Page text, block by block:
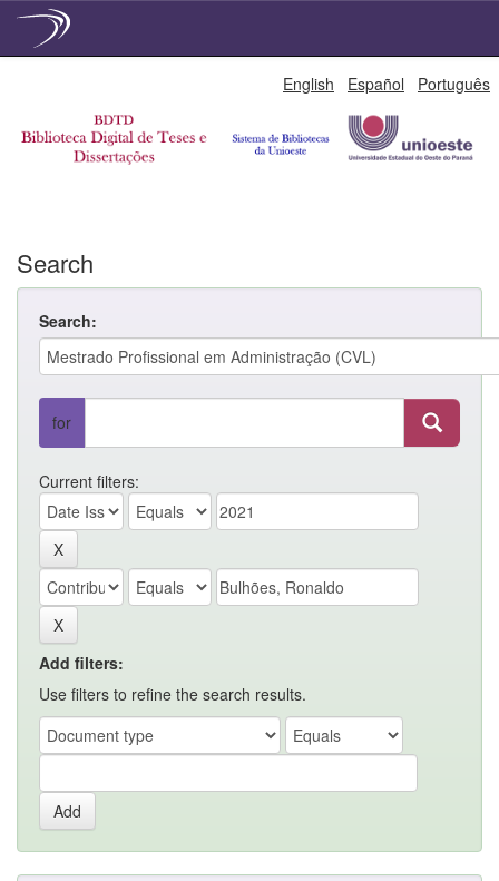
English Español Português
Search
Search:
for
Current filters:
Add filters:
Use filters to refine the search results.